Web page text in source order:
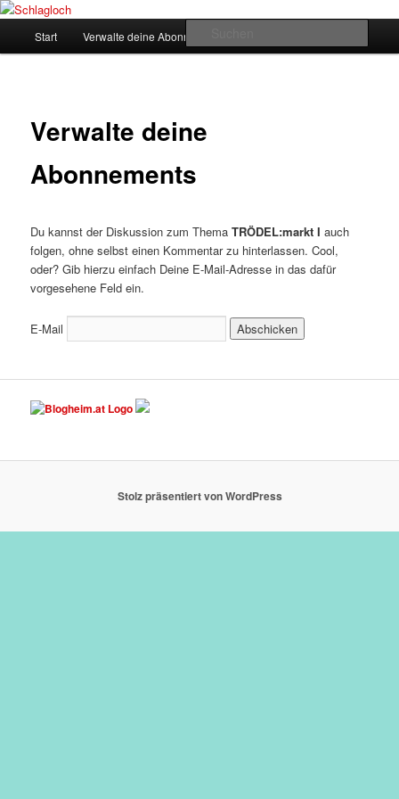
Zum supersberger taggedanken
Start Verwalte deine Abonnements
Verwalte deine
Abonnements
Du kannst der Diskussion zum ThemaTRÖDEL:markt I auch
folgen, ohne selbst einen Kommentar zu hinterlassen. Cool,
oder? Gib hierzu einfach Deine E-Mail-Adresse in das dafür
vorgesehene Feld ein.
E-Mail
Stolz präsentiert von WordPress